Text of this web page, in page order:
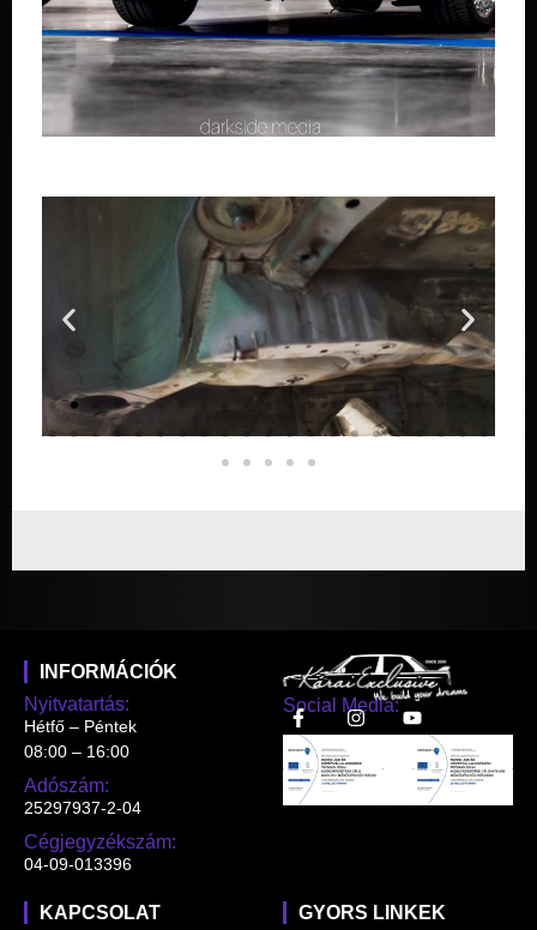
Social Media:
INFORMÁCIÓK
Nyitvatartás:
Hétfő – Péntek
08:00 – 16:00
Adószám:
25297937-2-04
Cégjegyzékszám:
04-09-013396
GYORS LINKEK
KAPCSOLAT